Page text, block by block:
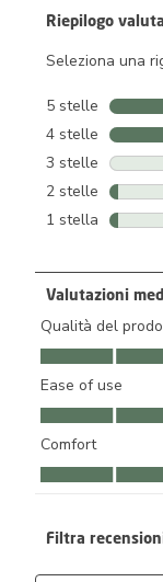
Riepilogo
Seleziona una
5 stelle stelle
4 stelle stelle
3 stelle stelle
2 stelle stelle
1 stella stelle
Valutazioni
Qualità del
Qualità del
Ease of use
Ease of use, 4.8
Comfort
Comfort, 4.3 su 5
Filtra